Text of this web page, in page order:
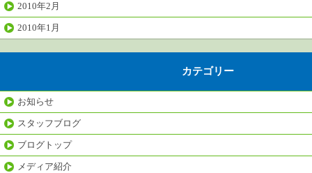
2010年2月
2010年1月
カテゴリー
お知らせ
スタッフブログ
ブログトップ
メディア紹介